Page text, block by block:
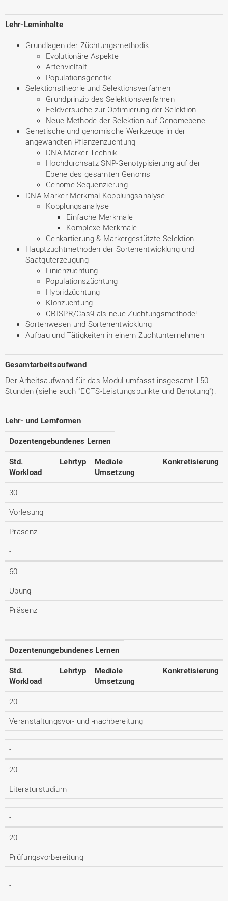
Lehr-Lerninhalte
Grundlagen der Züchtungsmethodik
Evolutionäre Aspekte
Artenvielfalt
Populationsgenetik
Selektionstheorie und Selektionsverfahren
Grundprinzip des Selektionsverfahren
Feldversuche zur Optimierung der Selektion
Neue Methode der Selektion auf Genomebene
Genetische und genomische Werkzeuge in der
angewandten Pflanzenzüchtung
DNA-Marker-Technik
Hochdurchsatz SNP-Genotypisierung auf der
Ebene des gesamten Genoms
Genome-Sequenzierung
DNA-Marker-Merkmal-Kopplungsanalyse
Kopplungsanalyse
Einfache Merkmale
Komplexe Merkmale
Genkartierung & Markergestützte Selektion
Hauptzuchtmethoden der Sortenentwicklung und
Saatguterzeugung
Linienzüchtung
Populationszüchtung
Hybridzüchtung
Klonzüchtung
CRISPR/Cas9 als neue Züchtungsmethode!
Sortenwesen und Sortenentwicklung
Aufbau und Tätigkeiten in einem Zuchtunternehmen
Gesamtarbeitsaufwand
Der Arbeitsaufwand für das Modul umfasst insgesamt 150
Stunden (siehe auch "ECTS-Leistungspunkte und Benotung").
Lehr- und Lernformen
Dozentengebundenes Lernen
Std.
Workload
Lehrtyp
Mediale
Umsetzung
Konkretisierung
30
Vorlesung
Präsenz
-
60
Übung
Präsenz
-
Dozentenungebundenes Lernen
Std.
Workload
Lehrtyp
Mediale
Umsetzung
Konkretisierung
20
Veranstaltungsvor- und -nachbereitung
-
20
Literaturstudium
-
20
Prüfungsvorbereitung
-